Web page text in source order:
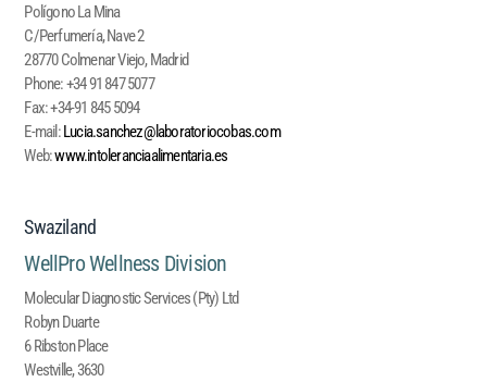
Polígono La Mina
C/Perfumería, Nave 2
28770 Colmenar Viejo, Madrid
Phone:+34 91 847 5077
Fax:+34-91 845 5094
E-mail:Lucia.sanchez@laboratoriocobas.com
Web:www.intoleranciaalimentaria.es
Swaziland
WellPro Wellness Division
Molecular Diagnostic Services (Pty) Ltd
Robyn Duarte
6 Ribston Place
Westville, 3630